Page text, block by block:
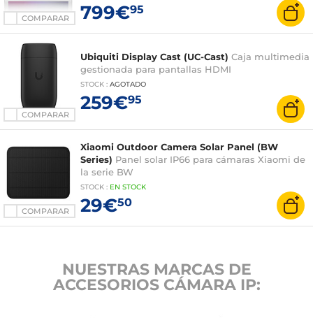
COMPARAR 799€95
COMPARAR
Ubiquiti Display Cast (UC-Cast) Caja multimedia
gestionada para pantallas HDMI
STOCK : AGOTADO
259€95
COMPARAR
Xiaomi Outdoor Camera Solar Panel (BW
Series) Panel solar IP66 para cámaras Xiaomi de
la serie BW
STOCK : EN STOCK
29€50
NUESTRAS MARCAS DE
ACCESORIOS CÁMARA IP: